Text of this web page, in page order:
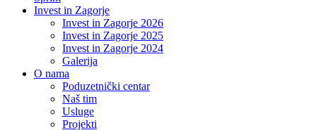
Invest in Zagorje
Invest in Zagorje 2026
Invest in Zagorje 2025
Invest in Zagorje 2024
Galerija
O nama
Poduzetnički centar
Naš tim
Usluge
Projekti